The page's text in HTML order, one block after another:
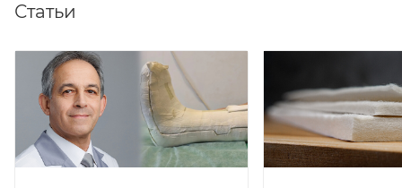
Статьи